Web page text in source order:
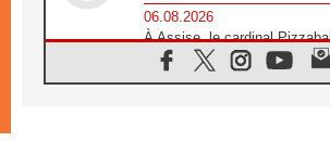
06.08.2026
À Assise, le cardinal
«les chrétiens veulent la paix»
06.08.2026